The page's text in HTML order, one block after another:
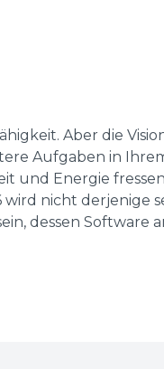
Aber die
Aufgaben in
und Energie
nicht derjenige
dessen Software